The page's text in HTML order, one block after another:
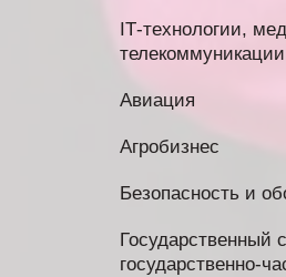
IТ-технологии,
телекоммуникации
Авиация
Агробизнес
Безопасность и
Государственный
государственно-